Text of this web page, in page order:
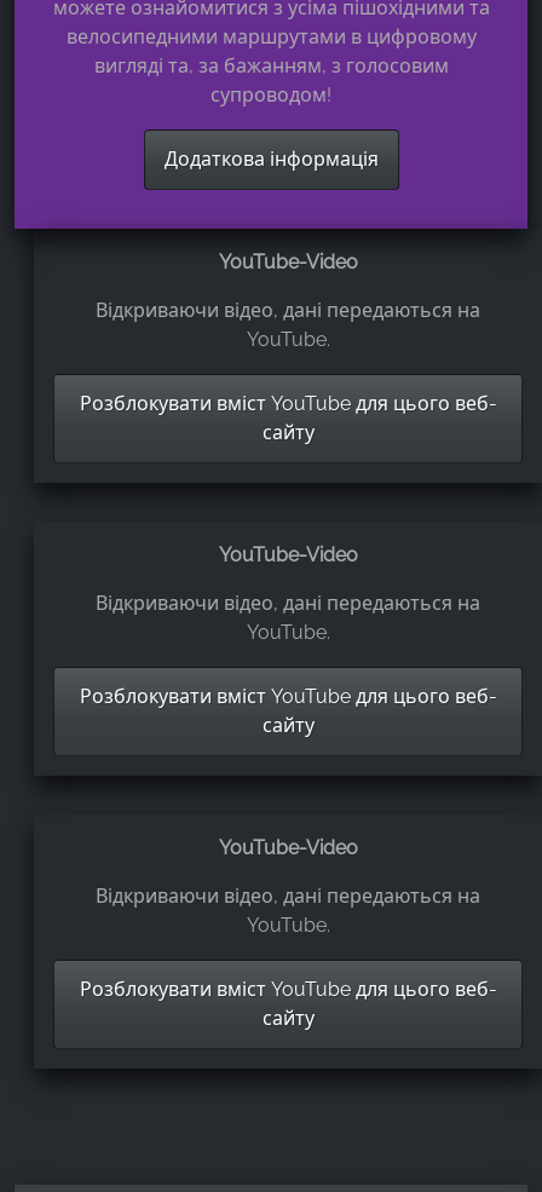
можете ознайомитися з усіма пішохідними та
велосипедними маршрутами в цифровому
вигляді та, за бажанням, з голосовим
супроводом!
Додаткова інформація
YouTube-Video
Відкриваючи відео, дані передаються на
YouTube.
Розблокувати вміст YouTube для цього веб-
сайту
YouTube-Video
Відкриваючи відео, дані передаються на
YouTube.
Розблокувати вміст YouTube для цього веб-
сайту
YouTube-Video
Відкриваючи відео, дані передаються на
YouTube.
Розблокувати вміст YouTube для цього веб-
сайту